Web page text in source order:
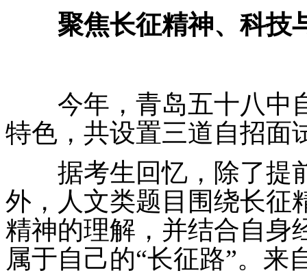
聚焦长征精神、科技
今年，青岛五十八中
特色，共设置三道自招面
据考生回忆，除了提
外，人文类题目围绕长征
精神的理解，并结合自身
属于自己的“长征路”。来